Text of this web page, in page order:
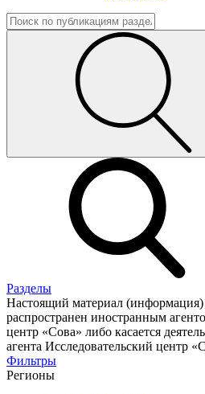
Разделы
Настоящий материал
распространен иностранным
центр «Сова» либо касается
агента Исследовательский центр
Фильтры
Регионы